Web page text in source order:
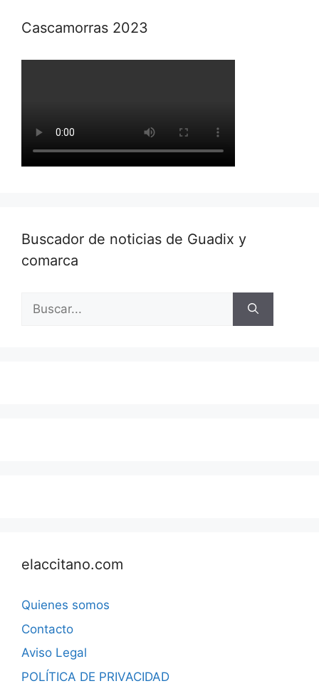
Cascamorras 2023
Buscador de noticias de Guadix y
comarca
Buscar:
elaccitano.com
Quienes somos
Contacto
Aviso Legal
POLÍTICA DE PRIVACIDAD